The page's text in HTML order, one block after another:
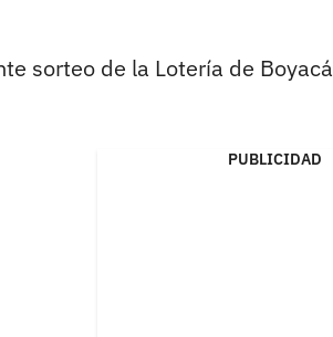
sorteo de la Lotería de Boyacá
PUBLICIDAD